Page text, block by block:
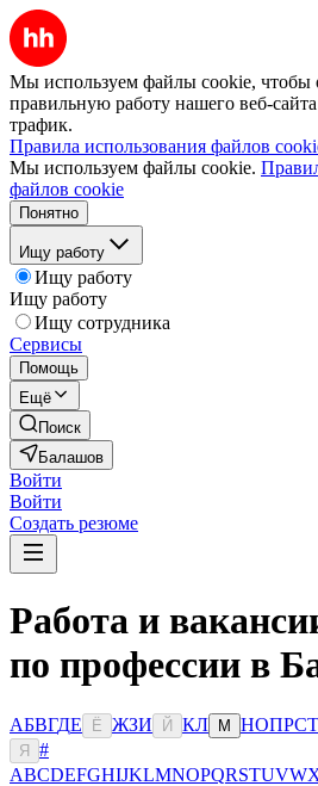
Мы используем файлы cookie, чтобы
правильную работу нашего веб-
трафик.
Правила использования файлов
Мы используем файлы cookie.
файлов cookie
Понятно
Ищу работу
Ищу работу
Ищу работу
Ищу сотрудника
Сервисы
Помощь
Ещё
Поиск
Балашов
Войти
Войти
Создать резюме
Работа и
по профессии в
АБВГДЕ Ё ЖЗИ Й КЛ М НОПРСТ
Я
#
ABCDEFGHIJKLMNOPQRSTUVW